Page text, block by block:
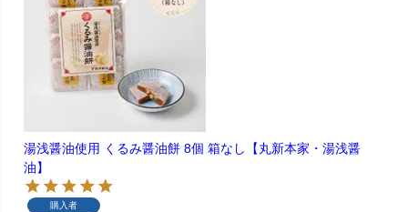
湯浅醤油使用 くるみ醤油餅 8個 箱なし【丸新本家・湯浅醤
油】
購入者